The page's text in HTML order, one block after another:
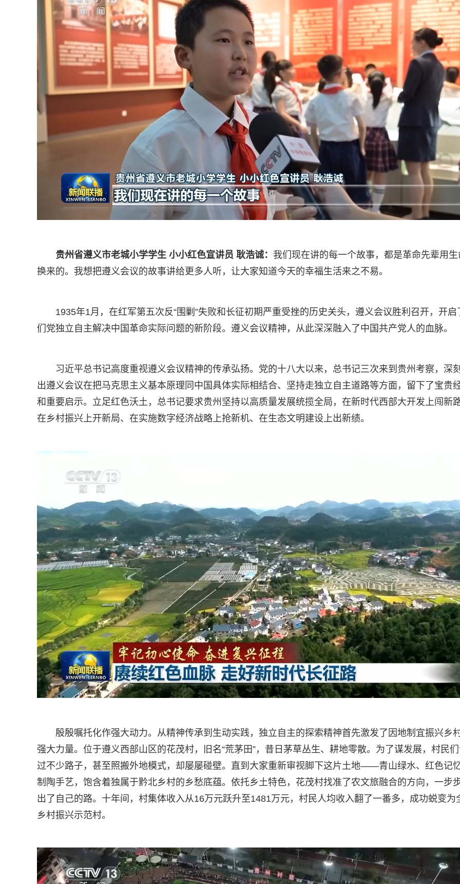
贵州省遵义市老城小学学生 小小红色宣讲员 耿浩诚： 我们现在讲的每一个故事，都是革命先辈用生
换来的。我想把遵义会议的故事讲给更多人听，让大家知道今天的幸福生活来之不易。
1935年1月，在红军第五次反“围剿”失败和长征初期严重受挫的历史关头，遵义会议胜利召开，开启
们党独立自主解决中国革命实际问题的新阶段。遵义会议精神，从此深深融入了中国共产党人的血脉。
习近平总书记高度重视遵义会议精神的传承弘扬。党的十八大以来，总书记三次来到贵州考察，深
出遵义会议在把马克思主义基本原理同中国具体实际相结合、坚持走独立自主道路等方面，留下了宝贵
和重要启示。立足红色沃土，总书记要求贵州坚持以高质量发展统揽全局，在新时代西部大开发上闯新
在乡村振兴上开新局、在实施数字经济战略上抢新机、在生态文明建设上出新绩。
殷殷嘱托化作强大动力。从精神传承到生动实践，独立自主的探索精神首先激发了因地制宜振兴乡
强大力量。位于遵义西部山区的花茂村，旧名“荒茅田”，昔日茅草丛生、耕地零散。为了谋发展，村民
过不少路子，甚至照搬外地模式，却屡屡碰壁。直到大家重新审视脚下这片土地——青山绿水、红色记
制陶手艺，饱含着独属于黔北乡村的乡愁底蕴。依托乡土特色，花茂村找准了农文旅融合的方向，一步
出了自己的路。十年间，村集体收入从16万元跃升至1481万元，村民人均收入翻了一番多，成功蜕变为
乡村振兴示范村。